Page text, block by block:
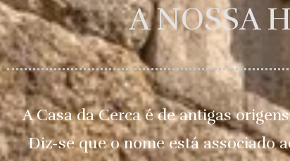
A NOSSA
A Casa da Cerca é de antigas
Diz-se que o nome está associado